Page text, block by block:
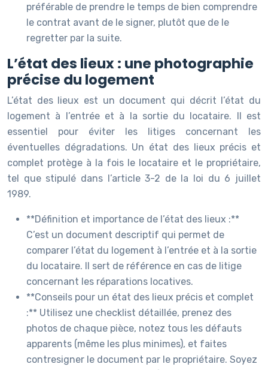
préférable de prendre le temps de bien comprendre
le contrat avant de le signer, plutôt que de le
regretter par la suite.
L’état des lieux : une photographie
précise du logement
L’état des lieux est un document qui décrit l’état du
logement à l’entrée et à la sortie du locataire. Il est
essentiel pour éviter les litiges concernant les
éventuelles dégradations. Un état des lieux précis et
complet protège à la fois le locataire et le propriétaire,
tel que stipulé dans l’article 3-2 de la loi du 6 juillet
1989.
**Définition et importance de l’état des lieux :**
C’est un document descriptif qui permet de
comparer l’état du logement à l’entrée et à la sortie
du locataire. Il sert de référence en cas de litige
concernant les réparations locatives.
**Conseils pour un état des lieux précis et complet
:** Utilisez une checklist détaillée, prenez des
photos de chaque pièce, notez tous les défauts
apparents (même les plus minimes), et faites
contresigner le document par le propriétaire. Soyez